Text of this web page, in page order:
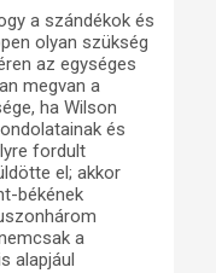
a szándékok és
olyan szükség
az egységes
megvan a
ha Wilson
és
fordult
el; akkor
békének
a
alapjául